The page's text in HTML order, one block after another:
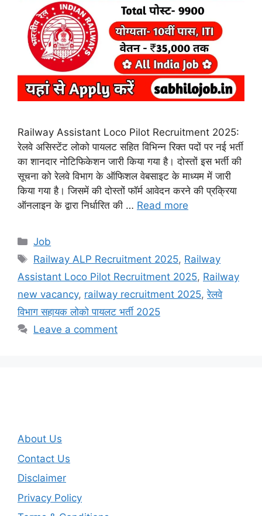
Railway Assistant Loco Pilot Recruitment 2025:
रेलवे असिस्टेंट लोको पायलट सहित विभिन्न रिक्त पदों पर नई भर्ती
का शानदार नोटिफिकेशन जारी किया गया है। दोस्तों इस भर्ती की
सूचना को रेलवे विभाग के ऑफिशल वेबसाइट के माध्यम में जारी
किया गया है। जिसमें की दोस्तों फॉर्म आवेदन करने की प्रक्रिया
ऑनलाइन के द्वारा निर्धारित की … Read more
Categories
Job
Tags
Railway ALP Recruitment 2025, Railway
Assistant Loco Pilot Recruitment 2025, Railway
new vacancy, railway recruitment 2025,रेलवे
विभाग सहायक लोको पायलट भर्ती 2025
Leave a comment
About Us
Contact Us
Disclaimer
Privacy Policy